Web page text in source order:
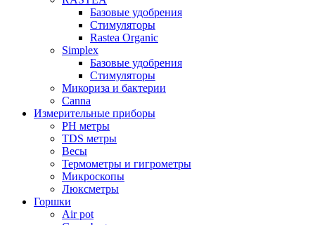
Базовые удобрения
Стимуляторы
Rastea Organic
Simplex
Базовые удобрения
Стимуляторы
Микориза и бактерии
Canna
Измерительные приборы
PH метры
TDS метры
Весы
Термометры и гигрометры
Микроскопы
Люксметры
Горшки
Air pot